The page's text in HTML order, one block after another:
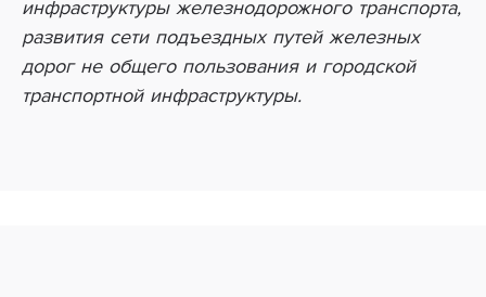
инфраструктуры железнодорожного транспорта,
развития сети подъездных путей железных
дорог не общего пользования и городской
транспортной инфраструктуры.